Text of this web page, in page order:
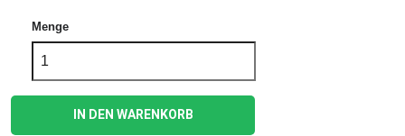
Menge
IN DEN WARENKORB